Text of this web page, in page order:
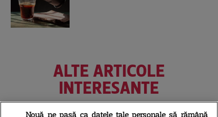
ALTE ARTICOLE
INTERESANTE
Nouă ne pasă ca datele tale personale să rămână